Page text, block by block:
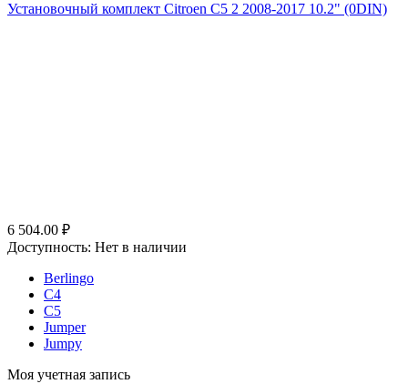
Установочный комплект Citroen C5 2 2008-2017 10.2" (0DIN)
6 504.00 ₽
Доступность: Нет в наличии
Berlingo
C4
C5
Jumper
Jumpy
Моя учетная запись